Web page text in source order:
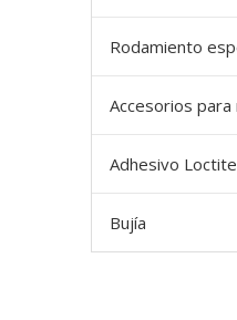
Rodamiento
Accesorios
Adhesivo Loctite
Bujía